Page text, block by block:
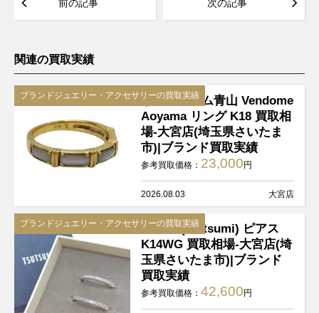
前の記事 次の記事
関連の買取実績
ブランドジュエリー・アクセサリーの買取実績ヴァンドーム青山 Vendome
Aoyama リング K18 買取相
場-大宮店(埼玉県さいたま
市)|ブランド買取実績
参考買取価格： 23,000 円
2026.08.03 大宮店
ブランドジュエリー・アクセサリーの買取実績ツツミ (tsutsumi) ピアス
K14WG 買取相場-大宮店(埼
玉県さいたま市)|ブランド
買取実績
参考買取価格：42,600 円